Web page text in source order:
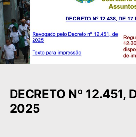
DECRETO Nº 12.451,
2025